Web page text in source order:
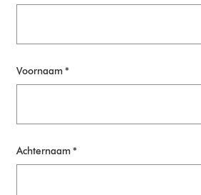
Voornaam *
Achternaam *